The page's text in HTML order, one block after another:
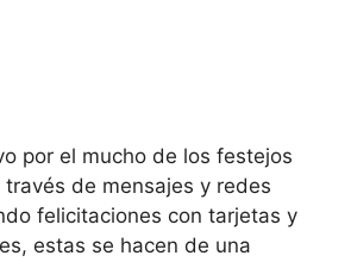
por el mucho de los festejos
través de mensajes y redes
felicitaciones con tarjetas y
estas se hacen de una